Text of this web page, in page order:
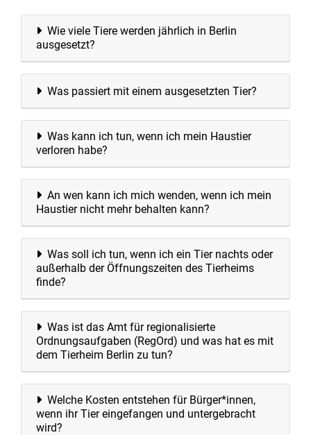
Wie viele Tiere werden jährlich in Berlin
ausgesetzt?
Was passiert mit einem ausgesetzten Tier?
Was kann ich tun, wenn ich mein Haustier
verloren habe?
An wen kann ich mich wenden, wenn ich mein
Haustier nicht mehr behalten kann?
Was soll ich tun, wenn ich ein Tier nachts oder
außerhalb der Öffnungszeiten des Tierheims
finde?
Was ist das Amt für regionalisierte
Ordnungsaufgaben (RegOrd) und was hat es mit
dem Tierheim Berlin zu tun?
Welche Kosten entstehen für Bürger*innen,
wenn ihr Tier eingefangen und untergebracht
wird?